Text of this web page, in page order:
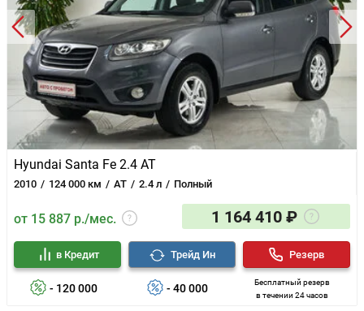
Hyundai Santa Fe 2.4 AT
2010 124 000 км AT 2.4 л Полный
от 15 887 р./мес. 1 164 410 ₽
- 120 000
в Кредит
- 40 000
Трейд Ин
Бесплатный резерв
в течении 24 часов
Резерв